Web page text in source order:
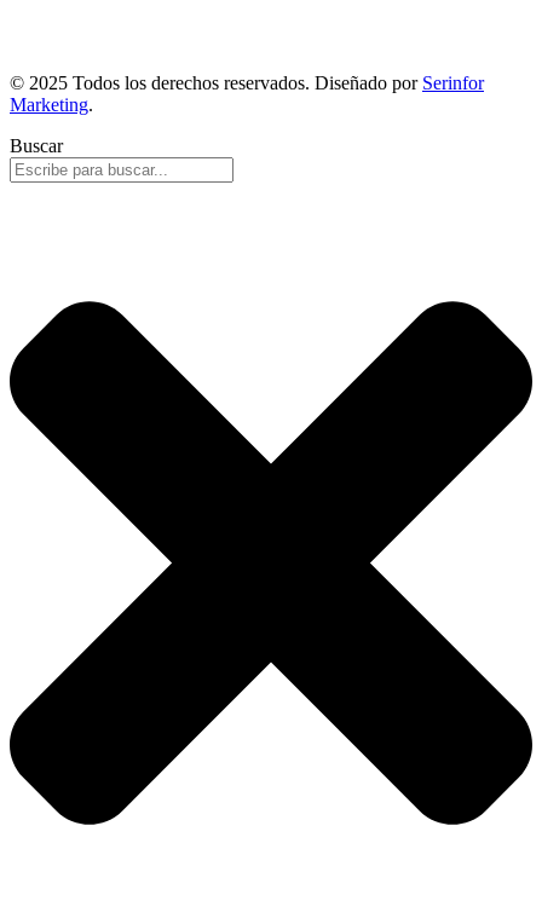
© 2025 Todos los derechos reservados. Diseñado por Serinfor
Marketing.
Buscar